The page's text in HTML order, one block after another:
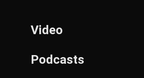
Video
Podcasts